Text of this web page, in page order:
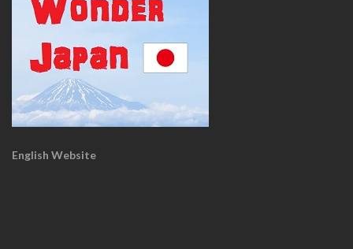
English Website